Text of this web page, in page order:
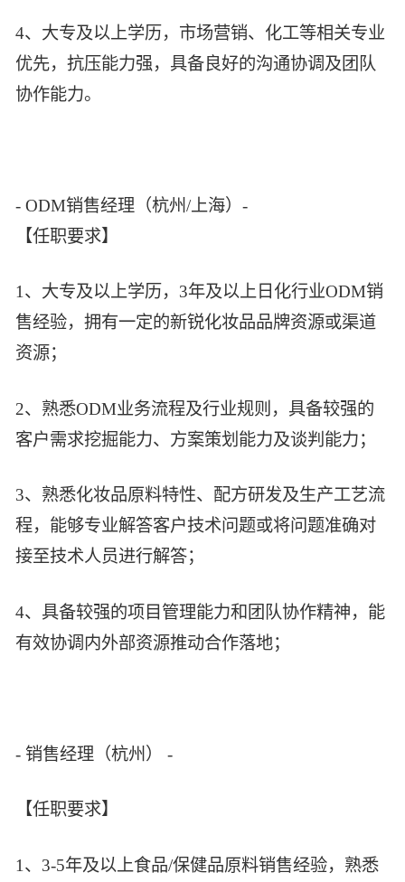
4、大专及以上学历，市场营销、化工等相关专业
优先，抗压能力强，具备良好的沟通协调及团队
协作能力。
- ODM销售经理（杭州/上海）-
【任职要求】
1、大专及以上学历，3年及以上日化行业ODM销
售经验，拥有一定的新锐化妆品品牌资源或渠道
资源；
2、熟悉ODM业务流程及行业规则，具备较强的
客户需求挖掘能力、方案策划能力及谈判能力；
3、熟悉化妆品原料特性、配方研发及生产工艺流
程，能够专业解答客户技术问题或将问题准确对
接至技术人员进行解答；
4、具备较强的项目管理能力和团队协作精神，能
有效协调内外部资源推动合作落地；
- 销售经理（杭州） -
【任职要求】
1、3-5年及以上食品/保健品原料销售经验，熟悉